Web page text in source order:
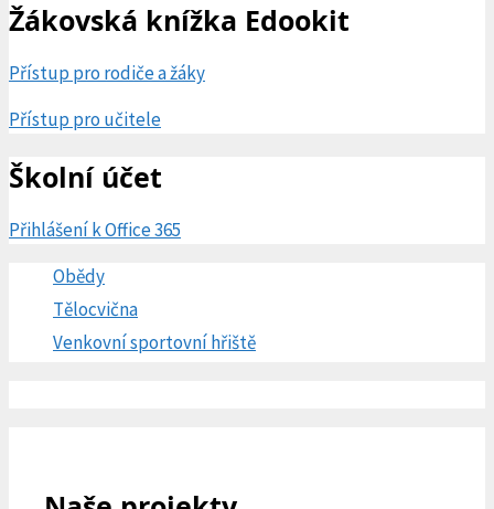
Žákovská knížka Edookit
Přístup pro rodiče a žáky
Přístup pro učitele
Školní účet
Přihlášení k Office 365
Obědy
Tělocvična
Venkovní sportovní hřiště